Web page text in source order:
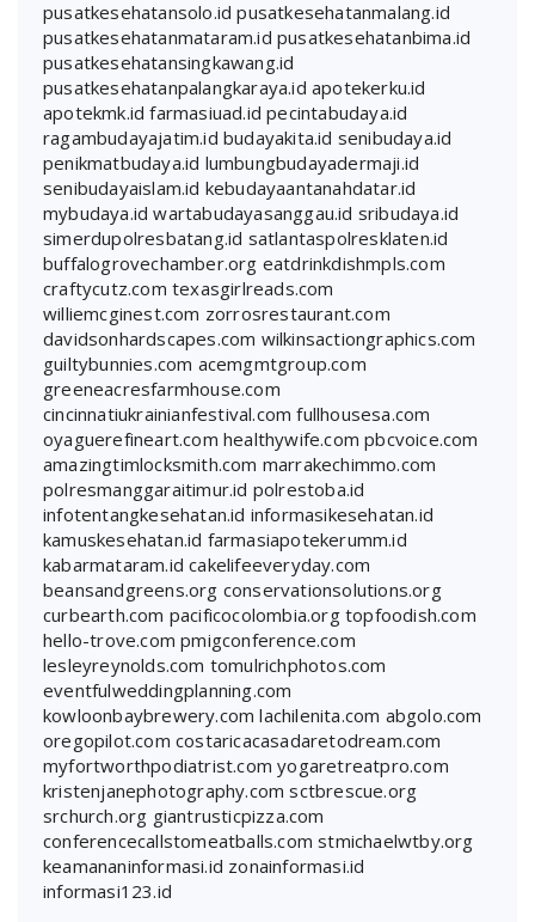
pusatkesehatansolo.id pusatkesehatanmalang.id
pusatkesehatanmataram.id pusatkesehatanbima.id
pusatkesehatansingkawang.id
pusatkesehatanpalangkaraya.id apotekerku.id
apotekmk.id farmasiuad.id pecintabudaya.id
ragambudayajatim.id budayakita.id senibudaya.id
penikmatbudaya.id lumbungbudayadermaji.id
senibudayaislam.id kebudayaantanahdatar.id
mybudaya.id wartabudayasanggau.id sribudaya.id
simerdupolresbatang.id satlantaspolresklaten.id
buffalogrovechamber.org eatdrinkdishmpls.com
craftycutz.com texasgirlreads.com
williemcginest.com zorrosrestaurant.com
davidsonhardscapes.com wilkinsactiongraphics.com
guiltybunnies.com acemgmtgroup.com
greeneacresfarmhouse.com
cincinnatiukrainianfestival.com fullhousesa.com
oyaguerefineart.com healthywife.com pbcvoice.com
amazingtimlocksmith.com marrakechimmo.com
polresmanggaraitimur.id polrestoba.id
infotentangkesehatan.id informasikesehatan.id
kamuskesehatan.id farmasiapotekerumm.id
kabarmataram.id cakelifeeveryday.com
beansandgreens.org conservationsolutions.org
curbearth.com pacificocolombia.org topfoodish.com
hello-trove.com pmigconference.com
lesleyreynolds.com tomulrichphotos.com
eventfulweddingplanning.com
kowloonbaybrewery.com lachilenita.com abgolo.com
oregopilot.com costaricacasadaretodream.com
myfortworthpodiatrist.com yogaretreatpro.com
kristenjanephotography.com sctbrescue.org
srchurch.org giantrusticpizza.com
conferencecallstomeatballs.com stmichaelwtby.org
keamananinformasi.id zonainformasi.id
informasi123.id